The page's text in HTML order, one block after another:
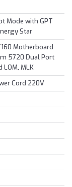
Mode with GPT
Star
Motherboard
5720 Dual Port
LOM, MLK
Cord 220V